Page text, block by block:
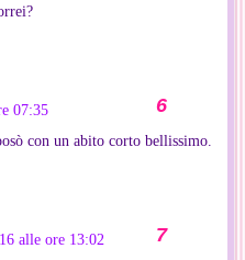
07:35
con un abito corto bellissimo.
alle ore 13:02